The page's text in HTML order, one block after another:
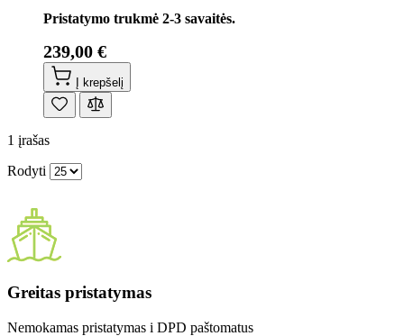
Pristatymo trukmė 2-3 savaitės.
239,00 €
Į krepšelį
1 įrašas
Rodyti
Greitas pristatymas
Nemokamas pristatymas i DPD paštomatus